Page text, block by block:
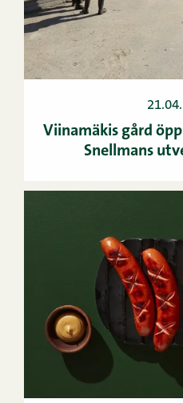
Viinamäkis gård
Snellmans